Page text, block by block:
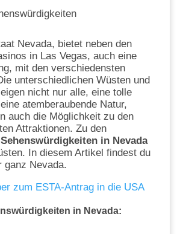
Nevada, bietet neben den
in Las Vegas, auch eine
mit den verschiedensten
unterschiedlichen Wüsten und
nicht nur alle, eine tolle
atemberaubende Natur,
auch die Möglichkeit zu den
Attraktionen. Zu den
in Nevada
In diesem Artikel findest du
ganz Nevada.
zum ESTA-Antrag in die USA
in Nevada: